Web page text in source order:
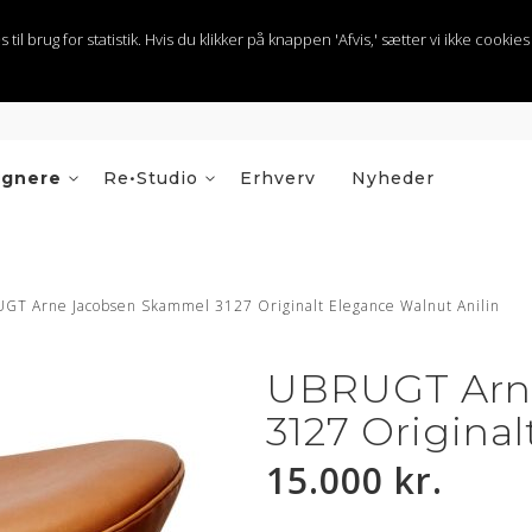
brug for statistik. Hvis du klikker på knappen 'Afvis,' sætter vi ikke
Re•Studio
Nyheder
Erhverv
Arne Jacobsen Skammel 3127 Originalt Elegance Walnut Anilin
UBRUGT
3127
15.000 kr.